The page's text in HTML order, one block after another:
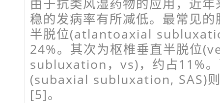
由于抗类风湿药物的应用，近
稳的发病率有所减低。最常见
半脱位(atlantoaxial
24%。其次为枢椎垂直半脱位
subluxation，vs)，约占11%
(subaxial subluxation, SAS)
[5]。